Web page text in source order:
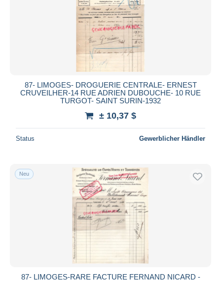
87- LIMOGES- DROGUERIE CENTRALE- ERNEST
CRUVEILHER-14 RUE ADRIEN DUBOUCHE- 10 RUE
TURGOT- SAINT SURIN-1932
± 10,37 $
Status Gewerblicher Händler
Neu
87- LIMOGES-RARE FACTURE FERNAND NICARD -